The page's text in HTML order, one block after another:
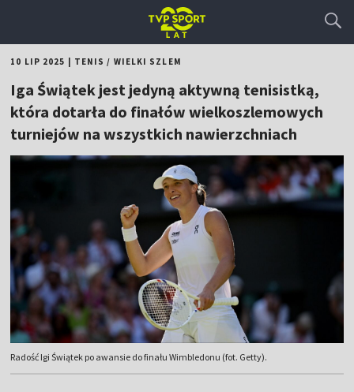
10 LIP 2025 TENIS / WIELKI SZLEM
Iga Świątek jest jedyną aktywną tenisistką,
która dotarła do finałów wielkoszlemowych
turniejów na wszystkich nawierzchniach
Radość Igi Świątek po awansie do finału Wimbledonu (fot. Getty).